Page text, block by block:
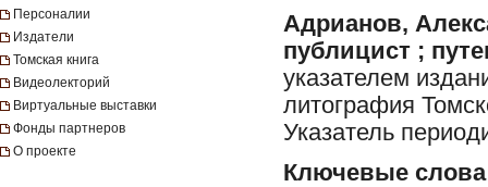
Персоналии
Издатели
Томская книга
Видеолекторий
Виртуальные выставки
Фонды партнеров
О проекте
Адрианов,
публицист ;
указателем
литография
Указатель
Ключевые слова